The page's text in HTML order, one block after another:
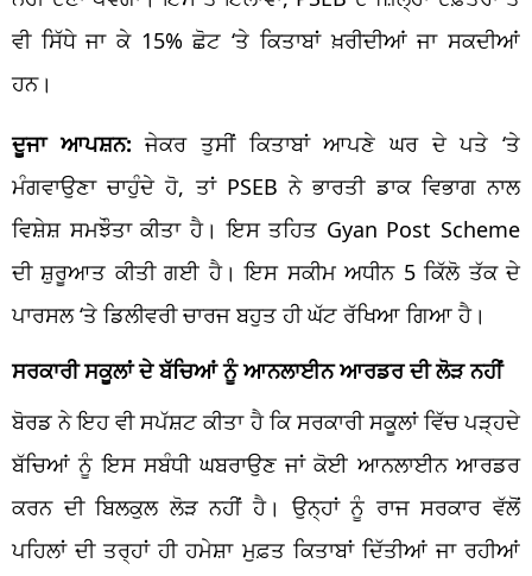
ਵੀ ਸਿੱਧੇ ਜਾ ਕੇ 15% ਛੋਟ ‘ਤੇ ਕਿਤਾਬਾਂ ਖ਼ਰੀਦੀਆਂ ਜਾ ਸਕਦੀਆਂ
ਹਨ।
ਦੂਜਾ ਆਪਸ਼ਨ: ਜੇਕਰ ਤੁਸੀਂ ਕਿਤਾਬਾਂ ਆਪਣੇ ਘਰ ਦੇ ਪਤੇ ‘ਤੇ
ਮੰਗਵਾਉਣਾ ਚਾਹੁੰਦੇ ਹੋ, ਤਾਂ PSEB ਨੇ ਭਾਰਤੀ ਡਾਕ ਵਿਭਾਗ ਨਾਲ
ਵਿਸ਼ੇਸ਼ ਸਮਝੌਤਾ ਕੀਤਾ ਹੈ। ਇਸ ਤਹਿਤ Gyan Post Scheme
ਦੀ ਸ਼ੁਰੂਆਤ ਕੀਤੀ ਗਈ ਹੈ। ਇਸ ਸਕੀਮ ਅਧੀਨ 5 ਕਿੱਲੋ ਤੱਕ ਦੇ
ਪਾਰਸਲ ‘ਤੇ ਡਿਲੀਵਰੀ ਚਾਰਜ ਬਹੁਤ ਹੀ ਘੱਟ ਰੱਖਿਆ ਗਿਆ ਹੈ।
ਸਰਕਾਰੀ ਸਕੂਲਾਂ ਦੇ ਬੱਚਿਆਂ ਨੂੰ ਆਨਲਾਈਨ ਆਰਡਰ ਦੀ ਲੋੜ ਨਹੀਂ
ਬੋਰਡ ਨੇ ਇਹ ਵੀ ਸਪੱਸ਼ਟ ਕੀਤਾ ਹੈ ਕਿ ਸਰਕਾਰੀ ਸਕੂਲਾਂ ਵਿੱਚ ਪੜ੍ਹਦੇ
ਬੱਚਿਆਂ ਨੂੰ ਇਸ ਸਬੰਧੀ ਘਬਰਾਉਣ ਜਾਂ ਕੋਈ ਆਨਲਾਈਨ ਆਰਡਰ
ਕਰਨ ਦੀ ਬਿਲਕੁਲ ਲੋੜ ਨਹੀਂ ਹੈ। ਉਨ੍ਹਾਂ ਨੂੰ ਰਾਜ ਸਰਕਾਰ ਵੱਲੋਂ
ਪਹਿਲਾਂ ਦੀ ਤਰ੍ਹਾਂ ਹੀ ਹਮੇਸ਼ਾ ਮੁਫ਼ਤ ਕਿਤਾਬਾਂ ਦਿੱਤੀਆਂ ਜਾ ਰਹੀਆਂ